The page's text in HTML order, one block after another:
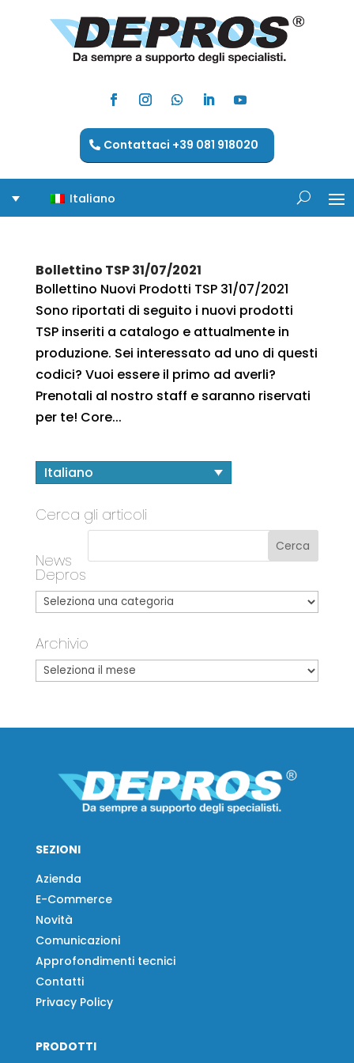
Contattaci +39 081 918020
Italiano
Bollettino TSP 31/07/2021
Bollettino Nuovi Prodotti TSP 31/07/2021
Sono riportati di seguito i nuovi prodotti
TSP inseriti a catalogo e attualmente in
produzione. Sei interessato ad uno di questi
codici? Vuoi essere il primo ad averli?
Prenotali al nostro staff e saranno riservati
per te! Core...
Italiano
Cerca gli articoli
News
Depros
Archivio
SEZIONI
Azienda
E-Commerce
Novità
Comunicazioni
Approfondimenti tecnici
Contatti
Privacy Policy
PRODOTTI